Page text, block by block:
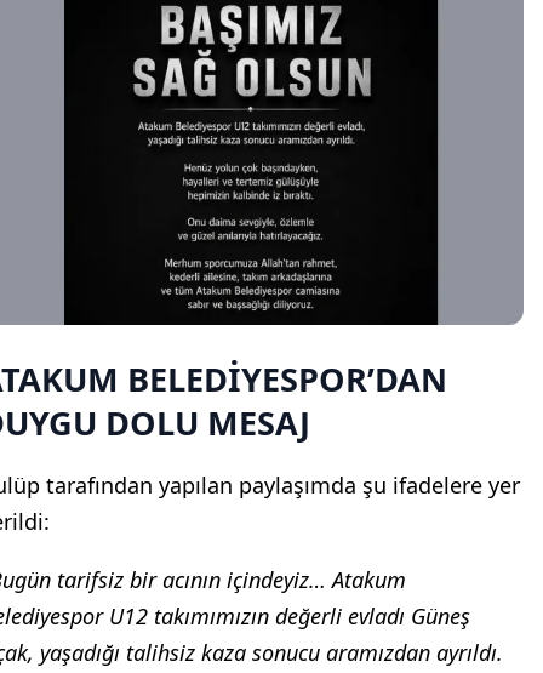
BELEDİYESPOR’DAN
DOLU MESAJ
tarafından yapılan paylaşımda şu ifadelere yer
tarifsiz bir acının içindeyiz… Atakum
U12 takımımızın değerli evladı Güneş
yaşadığı talihsiz kaza sonucu aramızdan ayrıldı.